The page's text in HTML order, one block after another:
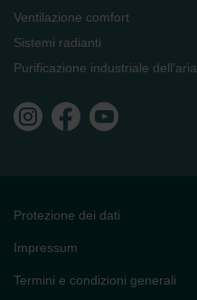
Ventilazione comfort
Sistemi radianti
Purificazione industriale dell'aria
Protezione dei dati
Impressum
Termini e condizioni generali